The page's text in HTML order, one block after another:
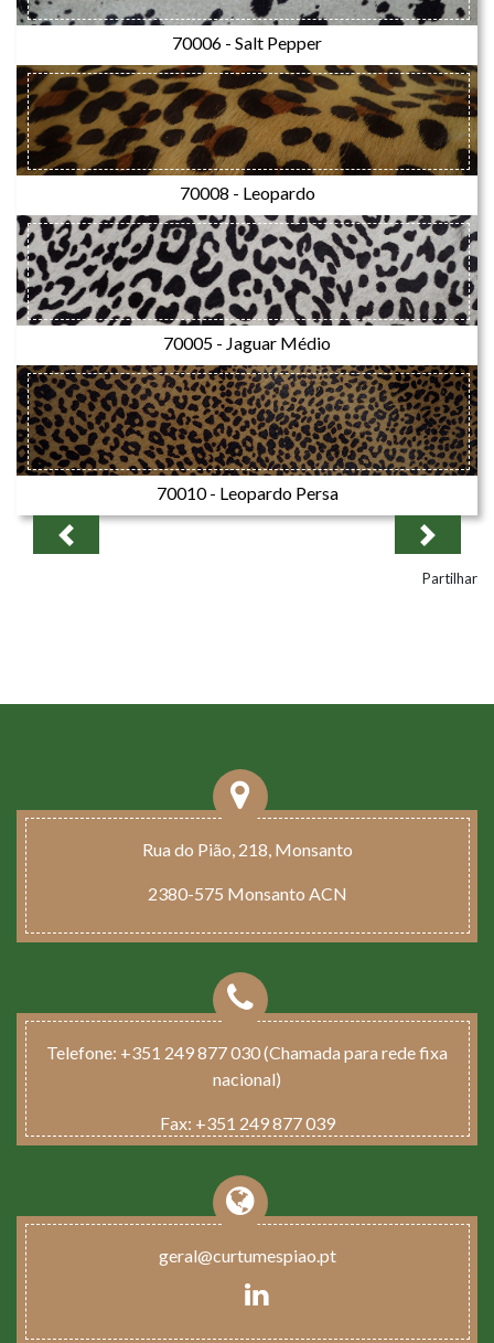
70006 - Salt Pepper
70008 - Leopardo
70005 - Jaguar Médio
70010 - Leopardo Persa
Previous Next
Partilhar
Rua do Pião, 218, Monsanto
2380-575 Monsanto ACN
Telefone: +351 249 877 030 (Chamada para rede fixa
nacional)
Fax: +351 249 877 039
geral@curtumespiao.pt